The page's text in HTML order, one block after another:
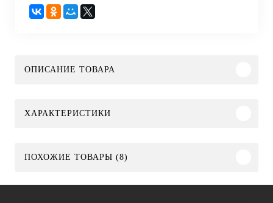
ОПИСАНИЕ ТОВАРА
ХАРАКТЕРИСТИКИ
ПОХОЖИЕ ТОВАРЫ (8)